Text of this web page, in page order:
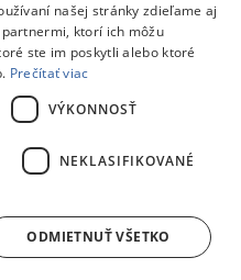
našej stránky zdieľame aj
ktorí ich môžu
ste im poskytli alebo ktoré
Prečítať viac
VÝKONNOSŤ
NEKLASIFIKOVANÉ
ODMIETNUŤ VŠETKO